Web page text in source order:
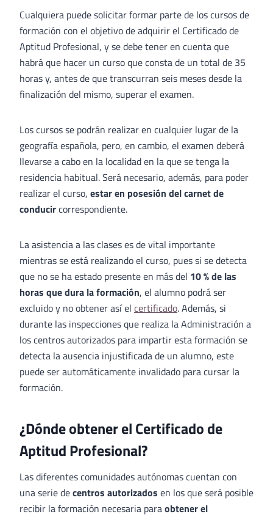
Cualquiera puede solicitar formar parte de los cursos de
formación con el objetivo de adquirir el Certificado de
Aptitud Profesional, y se debe tener en cuenta que
habrá que hacer un curso que consta de un total de 35
horas y, antes de que transcurran seis meses desde la
finalización del mismo, superar el examen.
Los cursos se podrán realizar en cualquier lugar de la
geografía española, pero, en cambio, el examen deberá
llevarse a cabo en la localidad en la que se tenga la
residencia habitual. Será necesario, además, para poder
realizar el curso, estar en posesión del carnet de
conducircorrespondiente.
La asistencia a las clases es de vital importante
mientras se está realizando el curso, pues si se detecta
que no se ha estado presente en más del 10 % de las
horas que dura la formación, el alumno podrá ser
excluido y no obtener así el certificado. Además, si
durante las inspecciones que realiza la Administración a
los centros autorizados para impartir esta formación se
detecta la ausencia injustificada de un alumno, este
puede ser automáticamente invalidado para cursar la
formación.
¿Dónde obtener el Certificado de
Aptitud Profesional?
Las diferentes comunidades autónomas cuentan con
una serie decentros autorizados en los que será posible
recibir la formación necesaria paraobtener el